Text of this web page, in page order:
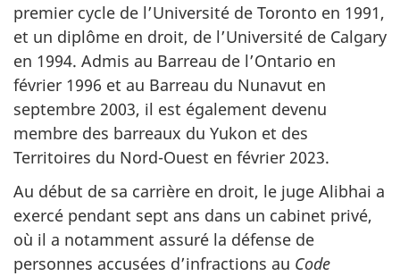
premier cycle de l’Université de Toronto en 1991,
et un diplôme en droit, de l’Université de Calgary
en 1994. Admis au Barreau de l’Ontario en
février 1996 et au Barreau du Nunavut en
septembre 2003, il est également devenu
membre des barreaux du Yukon et des
Territoires du Nord-Ouest en février 2023.
Au début de sa carrière en droit, le juge Alibhai a
exercé pendant sept ans dans un cabinet privé,
où il a notamment assuré la défense de
personnes accusées d’infractions au Code